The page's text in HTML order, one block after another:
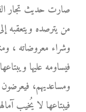
صارت حديث تجار
من يترصده ويتعقبه
وشراء معروضاته ،
فيساومه عليها
ومساعديهم، فيعرضون
فيبتاعها لا يُخيب